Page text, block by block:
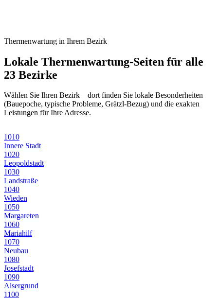
Thermenwartung in Ihrem Bezirk
Lokale Thermenwartung-Seiten für alle
23 Bezirke
Wählen Sie Ihren Bezirk – dort finden Sie lokale Besonderheiten
(Bauepoche, typische Probleme, Grätzl-Bezug) und die exakten
Leistungen für Ihre Adresse.
1010
Innere Stadt
1020
Leopoldstadt
1030
Landstraße
1040
Wieden
1050
Margareten
1060
Mariahilf
1070
Neubau
1080
Josefstadt
1090
Alsergrund
1100